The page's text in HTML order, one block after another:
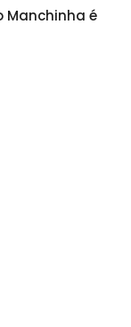
Manchinha é